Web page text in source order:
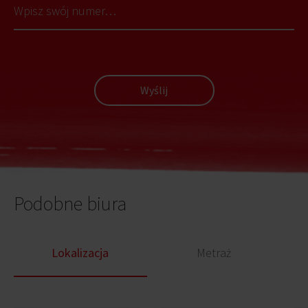
Wyślij
Podobne biura
Lokalizacja Metraż